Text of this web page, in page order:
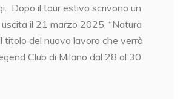
Dopo il tour estivo scrivono un
il 21 marzo 2025. “Natura
titolo del nuovo lavoro che verrà
Club di Milano dal 28 al 30